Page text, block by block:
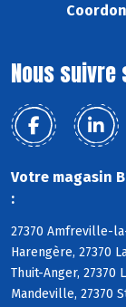
Nous suivre
Votre magasin
:
27370 Amfreville-
Harengère, 27370
Thuit-Anger, 27370
Mandeville, 27370